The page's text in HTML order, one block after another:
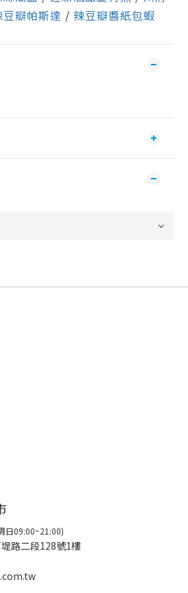
豆瓣帕斯達 / 辣豆瓣醬紙包蝦
日09:00~21:00)
路二段128號1樓